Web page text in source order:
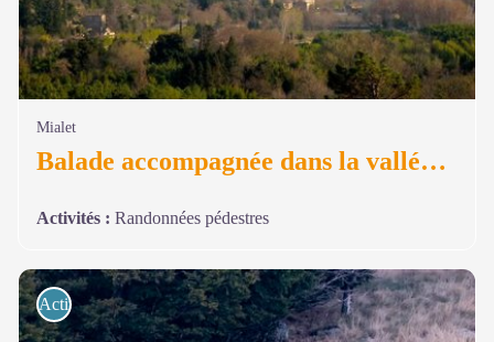
Mialet
Balade accompagnée dans la vallée des Camisards
Activités : Randonnées pédestres
Activités de pleine nature